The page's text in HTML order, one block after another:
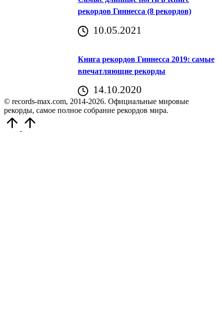
рекордов Гиннесса (8 рекордов)
10.05.2021
Книга рекордов Гиннесса 2019: самые
впечатляющие рекорды
14.10.2020
© records-max.com, 2014-2026. Официальные мировые
рекорды, самое полное собрание рекордов мира.